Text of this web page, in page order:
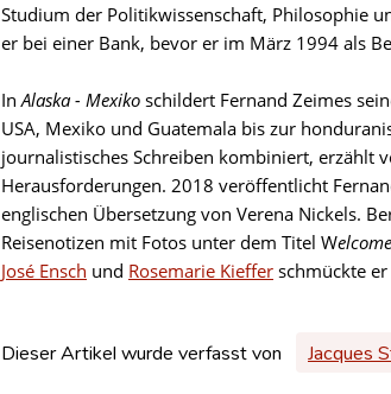
Studium der Politikwissenschaft, Philosophie
er bei einer Bank, bevor er im März 1994 als
InAlaska - Mexiko schildert Fernand Zeimes
USA, Mexiko und Guatemala bis zur
journalistisches Schreiben kombiniert, erzählt
Herausforderungen. 2018 veröffentlicht
englischen Übersetzung von Verena Nickels.
Reisenotizen mit Fotos unter dem Titel W
José Ensch und Rosemarie Kieffer schmückte
Dieser Artikel wurde verfasst von Jacques